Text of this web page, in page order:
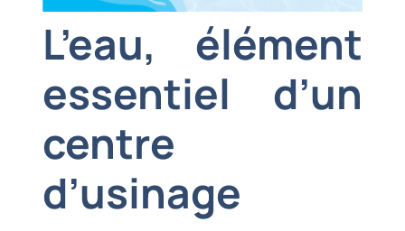
L’eau, élément
essentiel d’un
centre
d’usinage